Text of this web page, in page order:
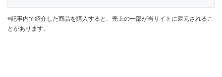
※記事内で紹介した商品を購入すると、売上の一部が当サイトに還元されるこ
とがあります。